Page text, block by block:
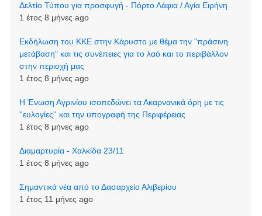
Δελτίο Τύπου για προσφυγή - Πόρτο Λάφια / Αγία Ειρήνη
1 έτος 8 μήνες ago
Εκδήλωση του ΚΚΕ στην Κάρυστο με θέμα την "πράσινη
μετάβαση" και τις συνέπειες για το λαό και το περιβάλλον
στην περιοχή μας
1 έτος 8 μήνες ago
Η Ένωση Αγρινίου ισοπεδώνει τα Ακαρνανικά όρη με τις
''ευλογίες'' και την υπογραφή της Περιφέρειας
1 έτος 8 μήνες ago
Διαμαρτυρία - Χαλκίδα 23/11
1 έτος 8 μήνες ago
Σημαντικά νέα από το Δασαρχείο Αλιβερίου
1 έτος 11 μήνες ago